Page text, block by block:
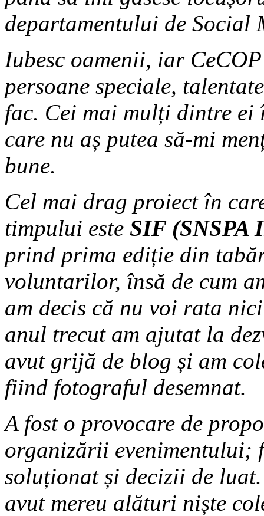
departamentului de Social
Iubesc oamenii, iar
persoane speciale,
fac. Cei mai mulți dintre ei
care nu aș putea să-mi
bune.
Cel mai drag proiect în
timpului este SIF (SNSPA
prind prima ediție din
voluntarilor, însă de cum
am decis că nu voi rata
anul trecut am ajutat la
avut grijă de blog și am
fiind fotograful desemnat.
A fost o provocare de
organizării evenimentului;
soluționat și decizii de
avut mereu alături niște